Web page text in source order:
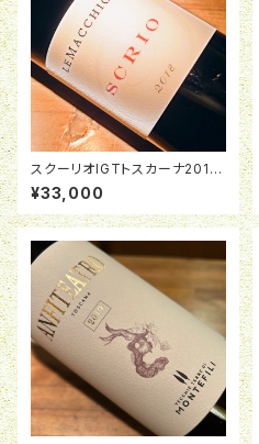
スクーリオIGTトスカーナ2018
レ・マッキオーレ<16730>
¥33,000